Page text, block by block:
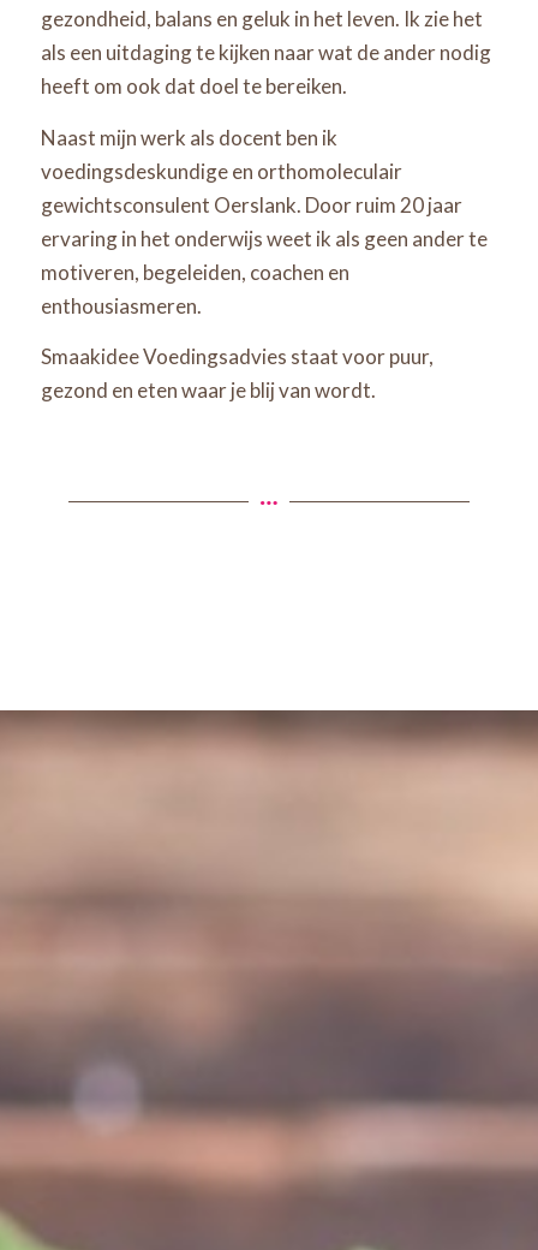
gezondheid, balans en geluk in het leven. Ik zie het
als een uitdaging te kijken naar wat de ander nodig
heeft om ook dat doel te bereiken.
Naast mijn werk als docent ben ik
voedingsdeskundige en orthomoleculair
gewichtsconsulent Oerslank. Door ruim 20 jaar
ervaring in het onderwijs weet ik als geen ander te
motiveren, begeleiden, coachen en
enthousiasmeren.
Smaakidee Voedingsadvies staat voor puur,
gezond en eten waar je blij van wordt.